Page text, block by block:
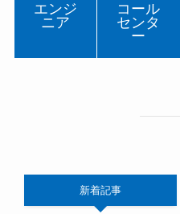
エンジ
ニア
コール
センタ
ー
新着記事